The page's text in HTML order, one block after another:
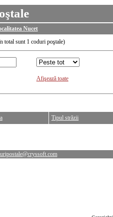
Nucet
total sunt 1 coduri poştale)
Afişează toate
Tipul străzii